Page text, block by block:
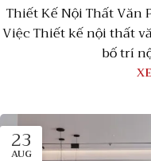
Thiết Kế Nội Thất Văn
Việc Thiết kế nội thất
bố trí
23
AUG